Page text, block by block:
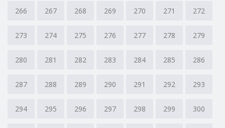
266 267 268 269 270 271 272
273 274 275 276 277 278 279
280 281 282 283 284 285 286
287 288 289 290 291 292 293
294 295 296 297 298 299 300